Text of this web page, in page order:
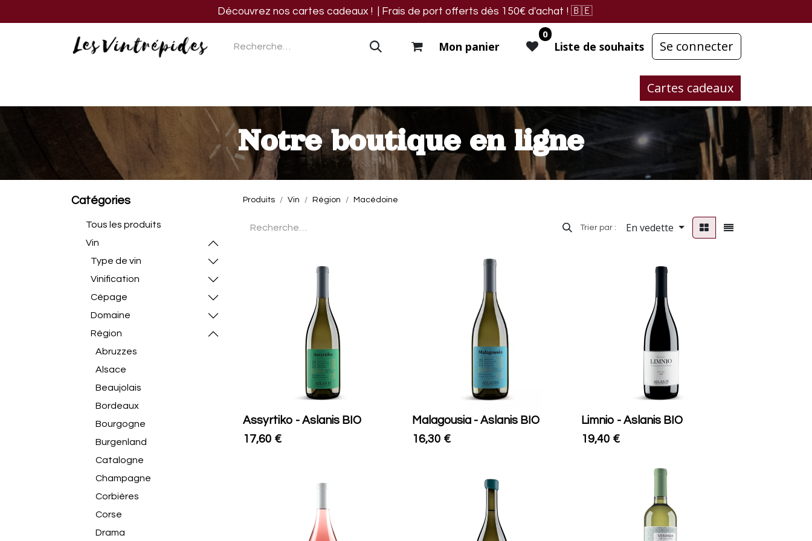
Découvrez nos cartes cadeaux ! | Frais de port offerts dès 150€ d'achat ! 🇧🇪
Mon panier
0
Liste de souhaits Se connecter
Cartes cadeaux
Notre boutique en ligne
Catégories
Tous les produits
Vin
Type de vin
Vinification
Cépage
Domaine
Région
Abruzzes
Alsace
Beaujolais
Bordeaux
Bourgogne
Burgenland
Catalogne
Champagne
Corbières
Corse
Drama
Produits Vin Région Macédoine
Trier par : En vedette
Assyrtiko - Aslanis BIO
17,60 €
Malagousia - Aslanis BIO
16,30 €
Limnio - Aslanis BIO
19,40 €